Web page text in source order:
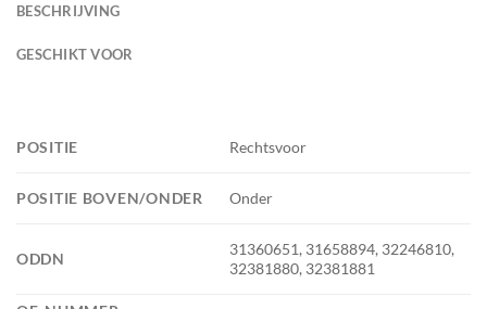
BESCHRIJVING
GESCHIKT VOOR
POSITIE Rechtsvoor
POSITIE BOVEN/ONDER Onder
ODDN
31360651, 31658894, 32246810,
32381880, 32381881